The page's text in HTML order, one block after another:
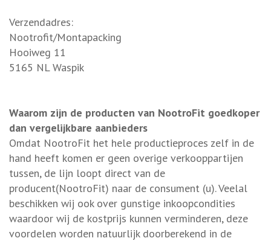
Verzendadres:
Nootrofit/Montapacking
Hooiweg 11
5165 NL Waspik
Waarom zijn de producten van NootroFit goedkoper
dan vergelijkbare aanbieders
Omdat NootroFit het hele productieproces zelf in de
hand heeft komen er geen overige verkooppartijen
tussen, de lijn loopt direct van de
producent(NootroFit) naar de consument (u). Veelal
beschikken wij ook over gunstige inkoopcondities
waardoor wij de kostprijs kunnen verminderen, deze
voordelen worden natuurlijk doorberekend in de